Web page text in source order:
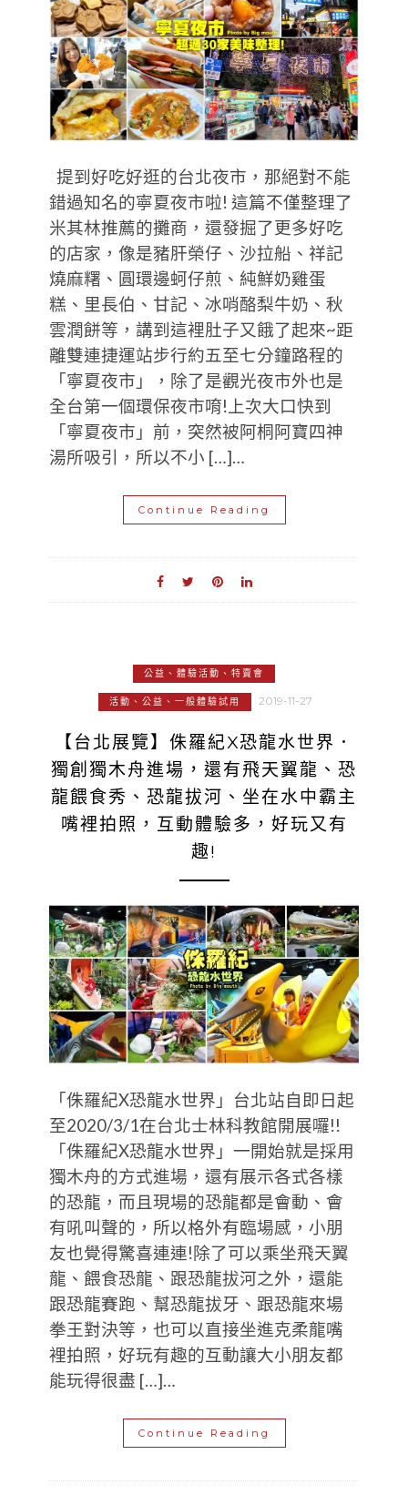
提到好吃好逛的台北夜市，那絕對不能
錯過知名的寧夏夜市啦! 這篇不僅整理了
米其林推薦的攤商，還發掘了更多好吃
的店家，像是豬肝榮仔、沙拉船、祥記
燒麻糬、圓環邊蚵仔煎、純鮮奶雞蛋
糕、里長伯、甘記、冰哨酪梨牛奶、秋
雲潤餅等，講到這裡肚子又餓了起來~距
離雙連捷運站步行約五至七分鐘路程的
「寧夏夜市」，除了是觀光夜市外也是
全台第一個環保夜市唷!上次大口快到
「寧夏夜市」前，突然被阿桐阿寶四神
湯所吸引，所以不小 […]…
Continue Reading
公益、體驗活動、特賣會
活動、公益、一般體驗試用 2019-11-27
【台北展覽】侏羅紀X恐龍水世界．
獨創獨木舟進場，還有飛天翼龍、恐
龍餵食秀、恐龍拔河、坐在水中霸主
嘴裡拍照，互動體驗多，好玩又有
趣!
「侏羅紀X恐龍水世界」台北站自即日起
至2020/3/1在台北士林科教館開展囉!!
「侏羅紀X恐龍水世界」一開始就是採用
獨木舟的方式進場，還有展示各式各樣
的恐龍，而且現場的恐龍都是會動、會
有吼叫聲的，所以格外有臨場感，小朋
友也覺得驚喜連連!除了可以乘坐飛天翼
龍、餵食恐龍、跟恐龍拔河之外，還能
跟恐龍賽跑、幫恐龍拔牙、跟恐龍來場
拳王對決等，也可以直接坐進克柔龍嘴
裡拍照，好玩有趣的互動讓大小朋友都
能玩得很盡 […]…
Continue Reading